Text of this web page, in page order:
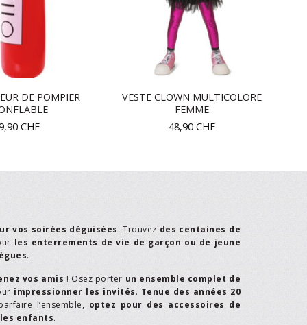
DE POMPIER
CHF
VESTE CLOWN MULTICOLORE
FEMME
48,90 CHF
vos soirées déguisées. Trouvez des centaines de
les enterrements de vie de garçon ou de jeune
.
vos amis ! Osez porter un ensemble complet de
impressionner les invités. Tenue des années 20
l’ensemble, optez pour des accessoires de
les enfants.